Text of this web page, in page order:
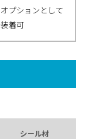
オプションとして
装着可
シール材